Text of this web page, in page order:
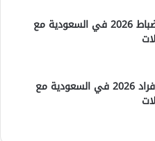
سلم رواتب الضباط 2026 في السعودية مع
سلم رواتب الافراد 2026 في السعودية مع